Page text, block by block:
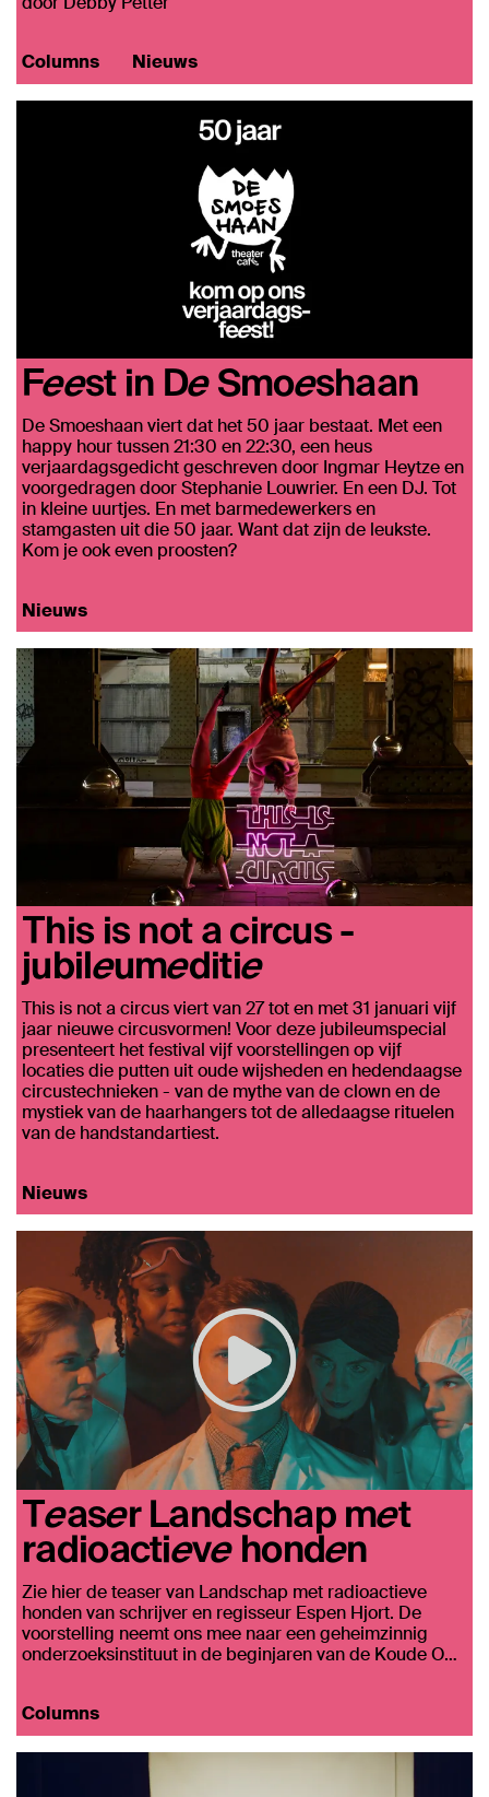
Columns Nieuws
Feest in De Smoeshaan
De Smoeshaan viert dat het 50 jaar bestaat. Met een
happy hour tussen 21:30 en 22:30, een heus
verjaardagsgedicht geschreven door Ingmar Heytze en
voorgedragen door Stephanie Louwrier. En een DJ. Tot
in kleine uurtjes. En met barmedewerkers en
stamgasten uit die 50 jaar. Want dat zijn de leukste.
Kom je ook even proosten?
Nieuws
This is not a circus -
jubileumeditie
This is not a circus viert van 27 tot en met 31 januari vijf
jaar nieuwe circusvormen! Voor deze jubileumspecial
presenteert het festival vijf voorstellingen op vijf
locaties die putten uit oude wijsheden en hedendaagse
circustechnieken - van de mythe van de clown en de
mystiek van de haarhangers tot de alledaagse rituelen
van de handstandartiest.
Nieuws
Teaser Landschap met
radioactieve honden
Zie hier de teaser van Landschap met radioactieve
honden van schrijver en regisseur Espen Hjort. De
voorstelling neemt ons mee naar een geheimzinnig
onderzoeksinstituut in de beginjaren van de Koude O…
Columns